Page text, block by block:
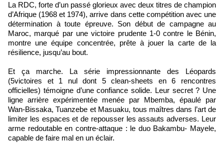
La RDC, forte d’un passé glorieux avec deux titres de champion
d’Afrique (1968 et 1974), arrive dans cette compétition avec une
détermination à toute épreuve. Son début de campagne au
Maroc, marqué par une victoire prudente 1-0 contre le Bénin,
montre une équipe concentrée, prête à jouer la carte de la
résilience, jusqu’au bout.
Et ça marche. La série impressionnante des Léopards
(5victoires et 1 nul dont 5 clean-sheets en 6 rencontres
officielles) témoigne d’une confiance solide. Leur secret ? Une
ligne arrière expérimentée menée par Mbemba, épaulé par
Wan-Bissaka, Tuanzebe et Masuaku, tous maîtres dans l’art de
limiter les espaces et de repousser les assauts adverses. Leur
arme redoutable en contre-attaque : le duo Bakambu- Mayele,
capable de faire mal en un éclair.